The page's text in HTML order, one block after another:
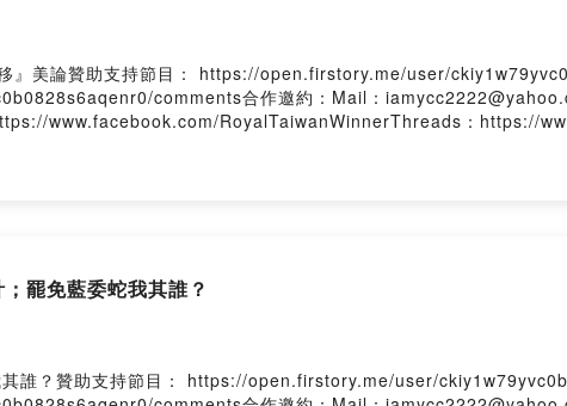
』美論贊助支持節目： https://open.firstory.me/user/
comments合作邀約：Mail：
www.facebook.com/RoyalTaiwanWinnerThreads：https://
罷免藍委蛇我其誰？
誰？贊助支持節目： https://open.firstory.me/user/